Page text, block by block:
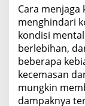
Cara
menghindari
kondisi
berlebihan,
beberapa
kecemasan
mungkin
dampaknya